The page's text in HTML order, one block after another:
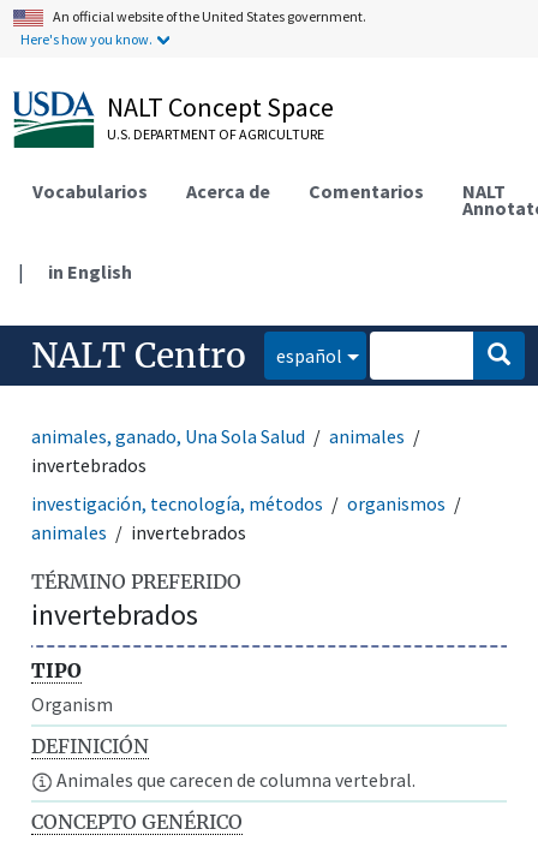
An official website of the United States government.
Here's how you know.
NALT Concept Space
U.S. DEPARTMENT OF AGRICULTURE
Vocabularios Acerca de Comentarios NALT
| in English
NALT Centro español
animales, ganado, Una Sola Salud
animales
invertebrados
investigación, tecnología, métodos
organismos
animales
invertebrados
TÉRMINO PREFERIDO
invertebrados
TIPO
Organism
DEFINICIÓN
Animales que carecen de columna vertebral.
CONCEPTO GENÉRICO